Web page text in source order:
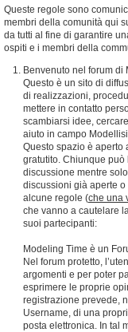
Queste regole sono
membri della comunità qui
da tutti al fine di garantire
ospiti e i membri della
Benvenuto nel forum di
Questo è un sito di
di realizzazioni,
mettere in contatto
scambiarsi idee,
aiuto in campo
Questo spazio è aperto
gratutito. Chiunque
discussione mentre
discussioni già aperte
alcune regole (che una
che vanno a cautelare
suoi partecipanti:
Modeling Time è un
Nel forum protetto,
argomenti e per poter
esprimere le proprie
registrazione prevede,
Username, di una
posta elettronica. In tal